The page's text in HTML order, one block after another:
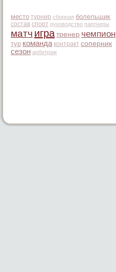
место турнир сборная болельщик
состав спорт руководство партнеры
матч игра тренер чемпион
тур команда контракт соперник
сезон арбитраж